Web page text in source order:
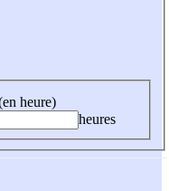
heure)
heures